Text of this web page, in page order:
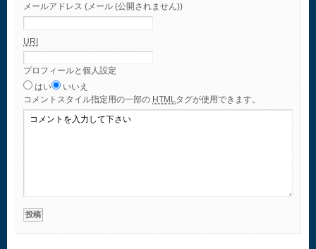
メールアドレス (メール (公開されません))
URI
プロフィールと個人設定
はい
いいえ
コメント スタイル指定用の一部の HTMLタグが使用できます。